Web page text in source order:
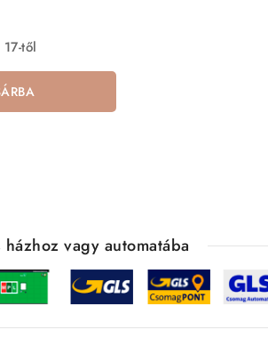
től
házhoz vagy automatába